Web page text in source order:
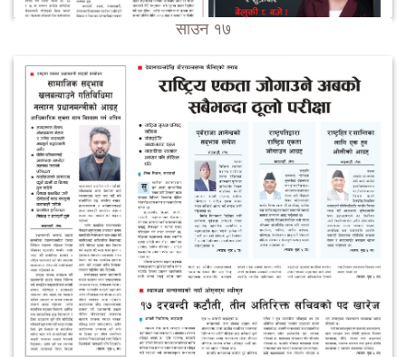
साउन १७